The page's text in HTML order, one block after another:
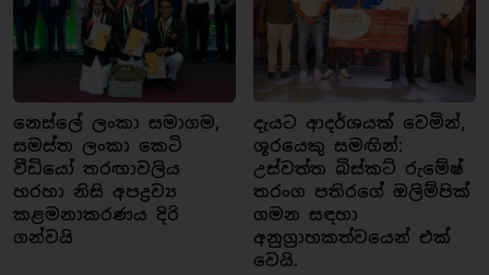
නෙස්ලේ ලංකා සමාගම,
සමස්ත ලංකා කෙටි
වීඩියෝ තරඟාවලිය
හරහා නිසි අපද්‍රව්‍ය
කළමනාකරණය දිරි
ගන්වයි
දැයට ආදර්ශයක් වෙමින්,
ශූරයෙකු සමඟින්:
උස්වත්ත බිස්කට් රුමේෂ්
තරංග පතිරගේ ඔලිම්පික්
ගමන සඳහා
අනුග්‍රාහකත්වයෙන් එක්
වෙයි.